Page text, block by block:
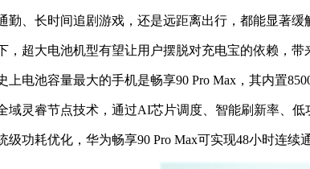
、长时间追剧游戏，还是远距离出行，都能显著缓
超大电池机型有望让用户摆脱对充电宝的依赖，带
池容量最大的手机是畅享90 Pro Max，其内置
睿节点技术，通过AI芯片调度、智能刷新率、低
耗优化，华为畅享90 Pro Max可实现48小时连续